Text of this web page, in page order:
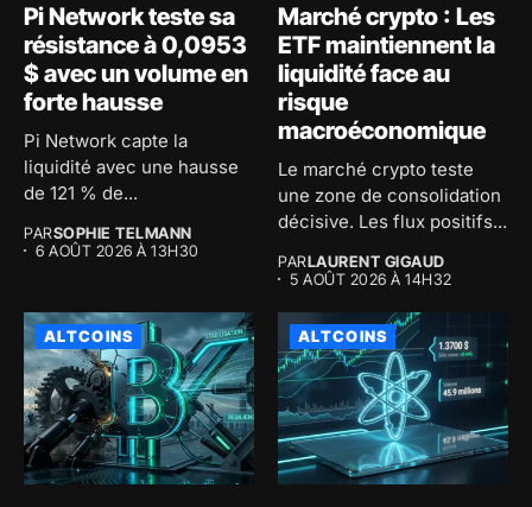
Pi Network teste sa
résistance à 0,0953
$ avec un volume en
forte hausse
Pi Network capte la
liquidité avec une hausse
de 121 % de...
PARSOPHIE TELMANN
6 AOÛT 2026 À 13H30
Marché crypto : Les
ETF maintiennent la
liquidité face au
risque
macroéconomique
Le marché crypto teste
une zone de consolidation
décisive. Les flux positifs...
PARLAURENT GIGAUD
5 AOÛT 2026 À 14H32
ALTCOINS ALTCOINS